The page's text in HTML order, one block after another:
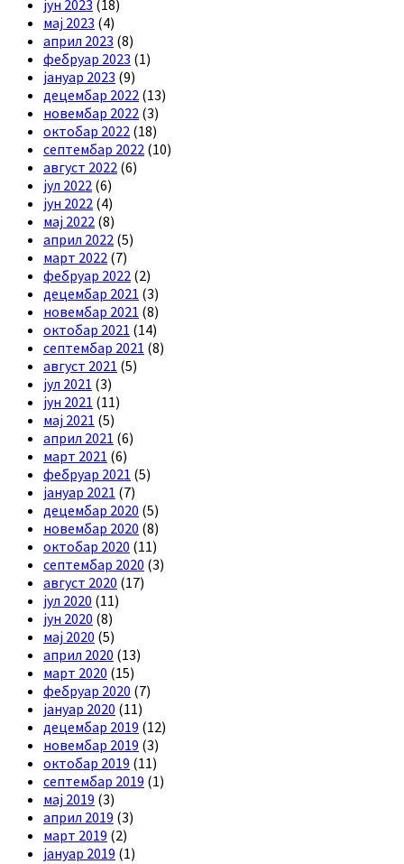
јун 2023 (18)
мај 2023 (4)
април 2023 (8)
фебруар 2023 (1)
јануар 2023 (9)
децембар 2022 (13)
новембар 2022 (3)
октобар 2022 (18)
септембар 2022 (10)
август 2022 (6)
јул 2022 (6)
јун 2022 (4)
мај 2022 (8)
април 2022 (5)
март 2022 (7)
фебруар 2022 (2)
децембар 2021 (3)
новембар 2021 (8)
октобар 2021 (14)
септембар 2021 (8)
август 2021 (5)
јул 2021 (3)
јун 2021 (11)
мај 2021 (5)
април 2021 (6)
март 2021 (6)
фебруар 2021 (5)
јануар 2021 (7)
децембар 2020 (5)
новембар 2020 (8)
октобар 2020 (11)
септембар 2020 (3)
август 2020 (17)
јул 2020 (11)
јун 2020 (8)
мај 2020 (5)
април 2020 (13)
март 2020 (15)
фебруар 2020 (7)
јануар 2020 (11)
децембар 2019 (12)
новембар 2019 (3)
октобар 2019 (11)
септембар 2019 (1)
мај 2019 (3)
април 2019 (3)
март 2019 (2)
јануар 2019 (1)